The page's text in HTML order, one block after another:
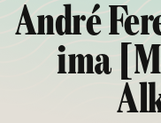
André
ima